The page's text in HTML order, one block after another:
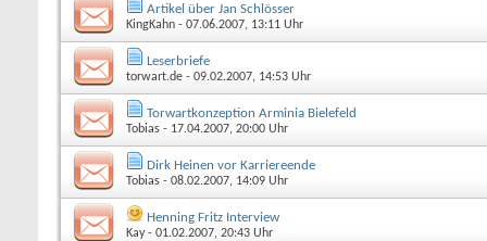
Artikel über Jan Schlösser
KingKahn - 07.06.2007, 13:11 Uhr
Leserbriefe
torwart.de - 09.02.2007, 14:53 Uhr
Torwartkonzeption Arminia Bielefeld
Tobias - 17.04.2007, 20:00 Uhr
Dirk Heinen vor Karriereende
Tobias - 08.02.2007, 14:09 Uhr
Henning Fritz Interview
Kay- 01.02.2007, 20:43 Uhr